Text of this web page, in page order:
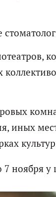
иных
7 ноября